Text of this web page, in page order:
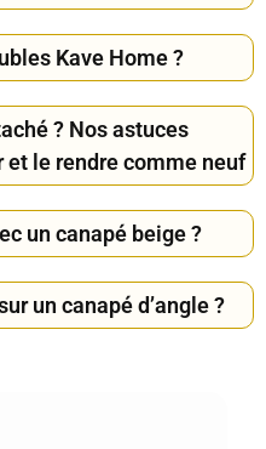
Kave Home ?
? Nos astuces
le rendre comme neuf
un canapé beige ?
un canapé d’angle ?